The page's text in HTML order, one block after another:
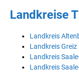
Landkreise
Landkreis
Landkreis Greiz
Landkreis
Landkreis